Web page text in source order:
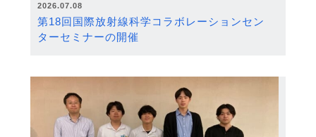
2026.07.08
第18回国際放射線科学コラボレーションセン
ターセミナーの開催